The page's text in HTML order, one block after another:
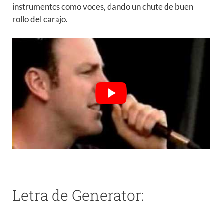
instrumentos como voces, dando un chute de buen
rollo del carajo.
Letra de Generator: